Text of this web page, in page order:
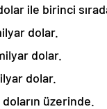
ile birinci
dolar.
dolar.
dolar.
üzerinde.